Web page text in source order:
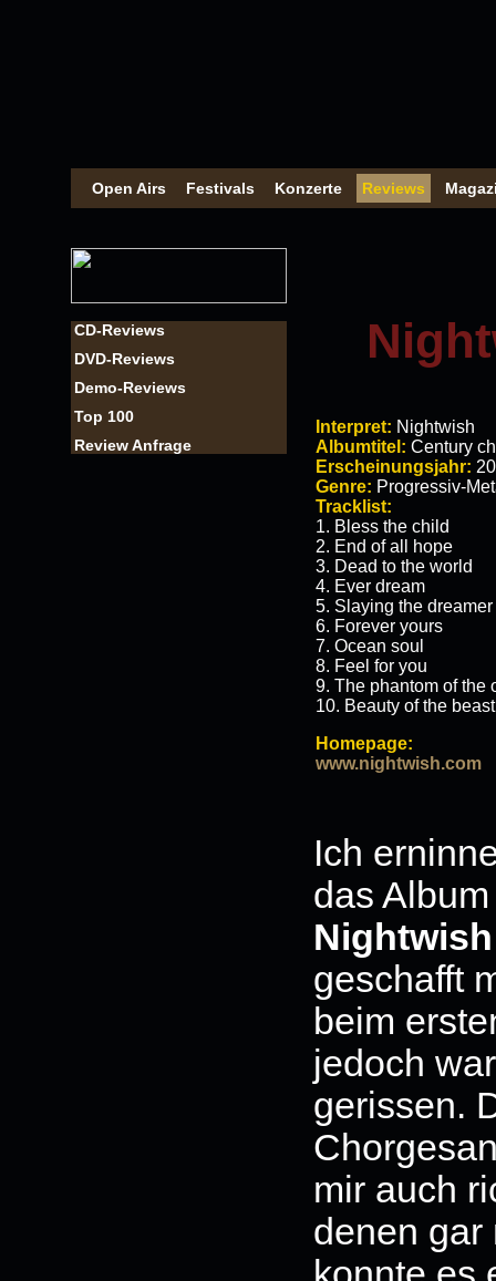
Open Airs Festivals Konzerte Reviews
CD-Reviews
DVD-Reviews
Demo-Reviews
Top 100
Review Anfrage
Interpret: Nightwish
Albumtitel: Century
Erscheinungsjahr:
Genre: Progressiv-
Tracklist:
1. Bless the child
2. End of all hope
3. Dead to the world
4. Ever dream
5. Slaying the dreamer
6. Forever yours
7. Ocean soul
8. Feel for you
9. The phantom of the
10. Beauty of the beast
Homepage:
www.nightwish.com
Ich
das
Nightwish
geschafft
beim
jedoch
gerissen.
mir auch
denen gar